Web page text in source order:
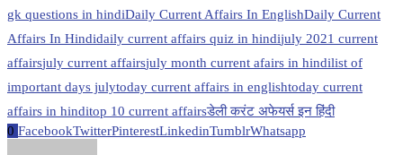
gk questions in hindiDaily Current Affairs In EnglishDaily Current
Affairs In Hindidaily current affairs quiz in hindijuly 2021 current
affairsjuly current affairsjuly month current afairs in hindilist of
important days julytoday current affairs in englishtoday current
affairs in hinditop 10 current affairsडेली करंट अफेयर्स इन हिंदी
0 FacebookTwitterPinterestLinkedinTumblrWhatsapp